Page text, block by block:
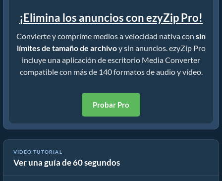
¡Elimina los anuncios con ezyZip Pro!
Convierte y comprime medios a velocidad nativa con sin
límites de tamaño de archivoy sin anuncios. ezyZip Pro
incluye una aplicación de escritorio Media Converter
compatible con más de 140 formatos de audio y vídeo.
Probar Pro
VIDEO TUTORIAL
Ver una guía de 60 segundos
Cómo convertir archivos multimedia